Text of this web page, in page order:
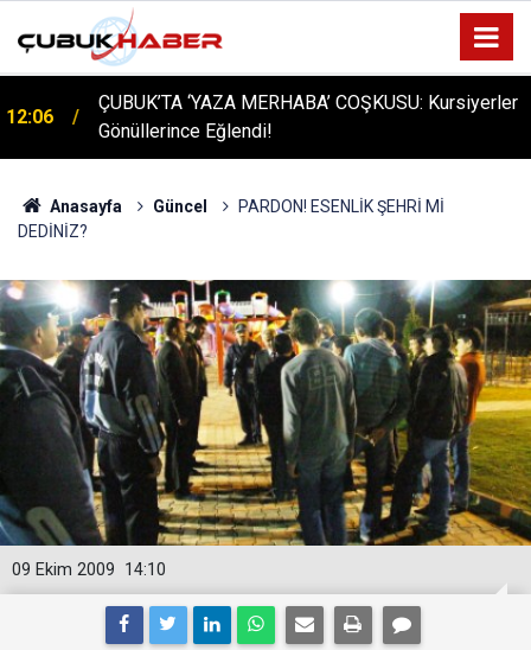
12:06
ÇUBUK’TA ‘YAZA MERHABA’ COŞKUSU: Kursiyerler
Gönüllerince Eğlendi!
Anasayfa Güncel
PARDON! ESENLİK ŞEHRİ Mİ
DEDİNİZ?
14:10
09 Ekim 2009